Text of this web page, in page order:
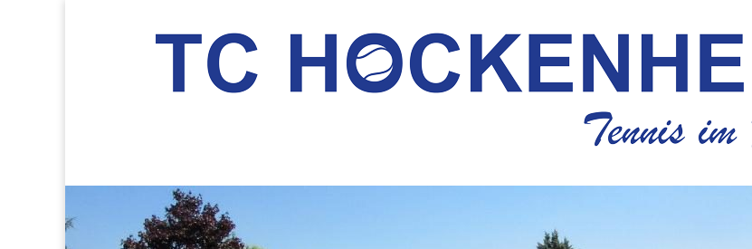
TC Hockenheim